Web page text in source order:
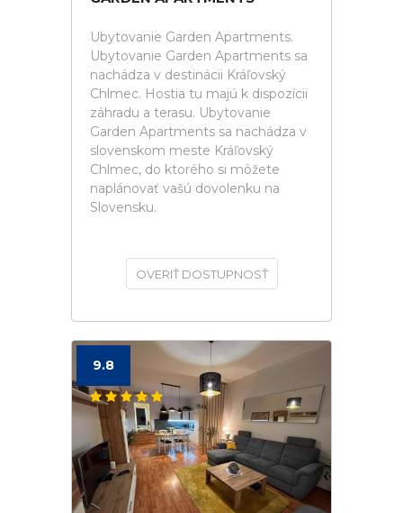
Ubytovanie Garden Apartments.
Ubytovanie Garden Apartments sa
nachádza v destinácii Kráľovský
Chlmec. Hostia tu majú k dispozícii
záhradu a terasu. Ubytovanie
Garden Apartments sa nachádza v
slovenskom meste Kráľovský
Chlmec, do ktorého si môžete
naplánovať vašú dovolenku na
Slovensku.
OVERIŤ DOSTUPNOSŤ
9.8